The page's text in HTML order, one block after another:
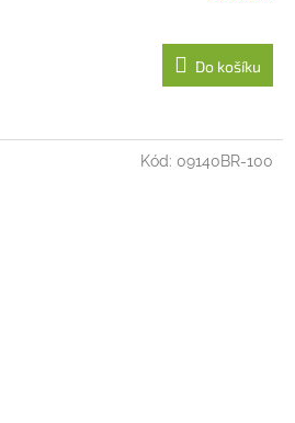
Do košíku
Kód: 09140BR-100